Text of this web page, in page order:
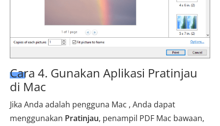
Cara 4. Gunakan Aplikasi Pratinjau
di Mac
Jika Anda adalah pengguna Mac , Anda dapat
menggunakan Pratinjau, penampil PDF Mac bawaan,